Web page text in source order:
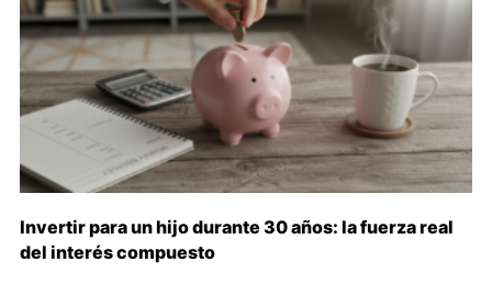
Invertir para un hijo durante 30 años: la fuerza real
del interés compuesto